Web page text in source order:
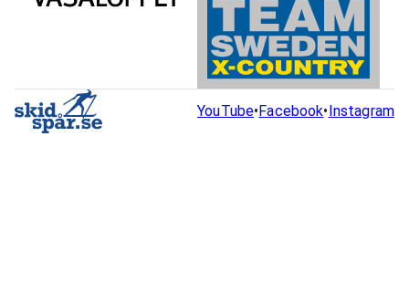
YouTube•Facebook•Instagram